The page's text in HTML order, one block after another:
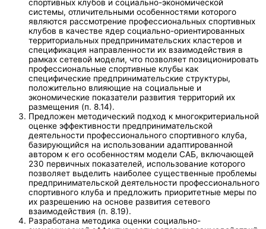
спортивных клубов и социально-экономической
системы, отличительными особенностями которого
являются рассмотрение профессиональных спортивных
клубов в качестве ядер социально-ориентированных
территориальных предпринимательских кластеров и
спецификация направленности их взаимодействия в
рамках сетевой модели, что позволяет позиционировать
профессиональные спортивные клубы как
специфические предпринимательские структуры,
положительно влияющие на социальные и
экономические показатели развития территорий их
размещения (п. 8.14).
Предложен методический подход к многокритериальной
оценке эффективности предпринимательской
деятельности профессионального спортивного клуба,
базирующийся на использовании адаптированной
автором к его особенностям модели САБ, включающей
230 первичных показателей, использование которого
позволяет выделить наиболее существенные проблемы
предпринимательской деятельности профессионального
спортивного клуба и предложить приоритетные меры по
их разрешению на основе развития сетевого
взаимодействия (п. 8.19).
Разработана методика оценки социально-